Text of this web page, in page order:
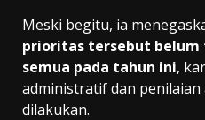
Meski begitu, ia
prioritas tersebut
semua pada tahun ini,
administratif dan
dilakukan.